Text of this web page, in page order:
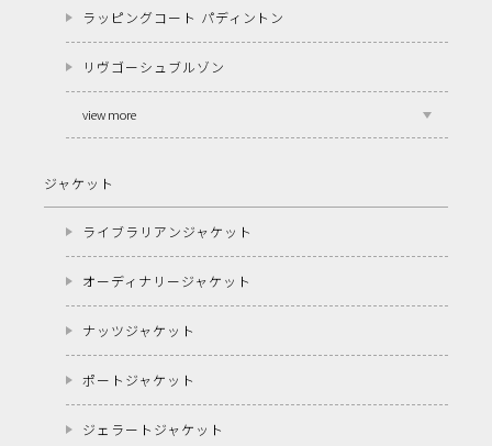
ラッピングコート パディントン
リヴゴーシュブルゾン
view more
ジャケット
ライブラリアンジャケット
オーディナリージャケット
ナッツジャケット
ポートジャケット
ジェラートジャケット